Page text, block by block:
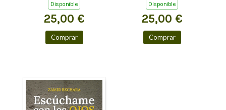
Disponible
25,00 €
Comprar
Disponible
25,00 €
Comprar